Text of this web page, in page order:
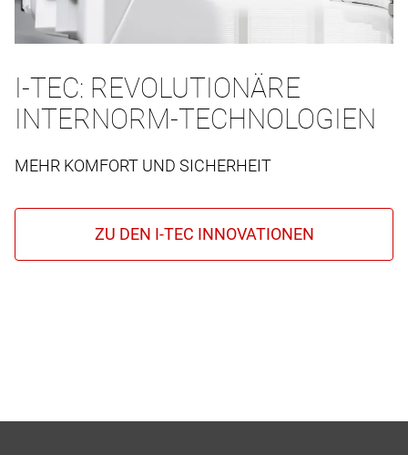
I-TEC: REVOLUTIONÄRE
INTERNORM-TECHNOLOGIEN
MEHR KOMFORT UND SICHERHEIT